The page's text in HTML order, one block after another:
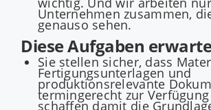
Unternehmen zusammen,
genauso sehen.
Diese Aufgaben
Sie stellen sicher, dass
Fertigungsunterlagen und
produktionsrelevante
termingerecht zur
schaffen damit die